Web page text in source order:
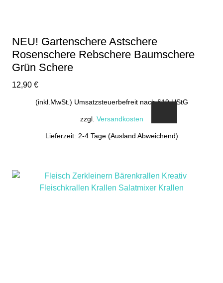
NEU! Gartenschere Astschere
Rosenschere Rebschere Baumschere
Grün Schere
12,90 €
(inkl.MwSt.) Umsatzsteuerbefreit nach §19 UStG
zzgl. Versandkosten
Lieferzeit: 2-4 Tage (Ausland Abweichend)